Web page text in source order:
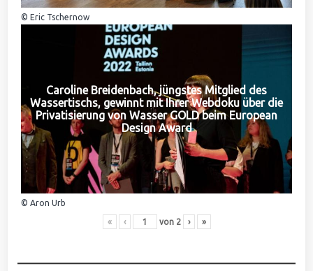
© Eric Tschernow
Caroline Breidenbach, jüngstes Mitglied des
Wassertischs, gewinnt mit Ihrer Webdoku über die
Privatisierung von Wasser GOLD beim European
Design Award
© Aron Urb
« ‹ von 2 › »